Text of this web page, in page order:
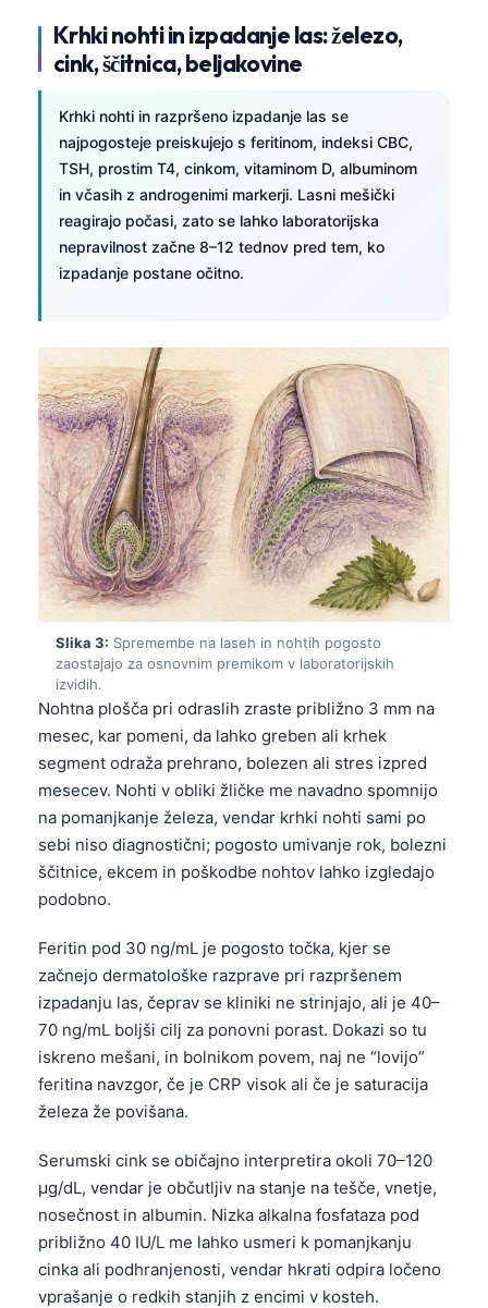
Krhki nohti in izpadanje las: železo,
cink, ščitnica, beljakovine
Krhki nohti in razpršeno izpadanje las se
najpogosteje preiskujejo s feritinom, indeksi CBC,
TSH, prostim T4, cinkom, vitaminom D, albuminom
in včasih z androgenimi markerji. Lasni mešički
reagirajo počasi, zato se lahko laboratorijska
nepravilnost začne 8–12 tednov pred tem, ko
izpadanje postane očitno.
Slika 3: Spremembe na laseh in nohtih pogosto
zaostajajo za osnovnim premikom v laboratorijskih
izvidih.
Nohtna plošča pri odraslih zraste približno 3 mm na
mesec, kar pomeni, da lahko greben ali krhek
segment odraža prehrano, bolezen ali stres izpred
mesecev. Nohti v obliki žličke me navadno spomnijo
na pomanjkanje železa, vendar krhki nohti sami po
sebi niso diagnostični; pogosto umivanje rok, bolezni
ščitnice, ekcem in poškodbe nohtov lahko izgledajo
podobno.
Feritin pod 30 ng/mL je pogosto točka, kjer se
začnejo dermatološke razprave pri razpršenem
izpadanju las, čeprav se kliniki ne strinjajo, ali je 40–
70 ng/mL boljši cilj za ponovni porast. Dokazi so tu
iskreno mešani, in bolnikom povem, naj ne “lovijo”
feritina navzgor, če je CRP visok ali če je saturacija
železa že povišana.
Serumski cink se običajno interpretira okoli 70–120
µg/dL, vendar je občutljiv na stanje na tešče, vnetje,
nosečnost in albumin. Nizka alkalna fosfataza pod
približno 40 IU/L me lahko usmeri k pomanjkanju
cinka ali podhranjenosti, vendar hkrati odpira ločeno
vprašanje o redkih stanjih z encimi v kosteh.